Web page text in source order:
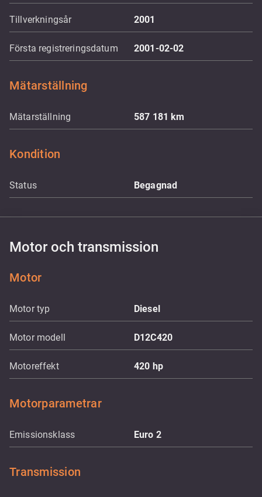
Tillverkningsår 2001
Första registreringsdatum 2001-02-02
Mätarställning
Mätarställning 587 181km
Kondition
Status Begagnad
Motor och transmission
Motor
Motor typ Diesel
Motor modell D12C420
Motoreffekt 420 hp
Motorparametrar
Emissionsklass Euro 2
Transmission